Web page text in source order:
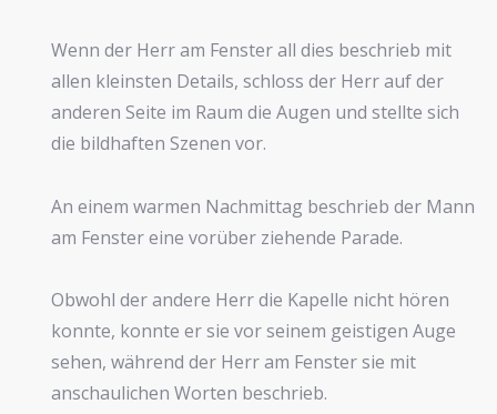
Wenn der Herr am Fenster all dies beschrieb mit
allen kleinsten Details, schloss der Herr auf der
anderen Seite im Raum die Augen und stellte sich
die bildhaften Szenen vor.
An einem warmen Nachmittag beschrieb der Mann
am Fenster eine vorüber ziehende Parade.
Obwohl der andere Herr die Kapelle nicht hören
konnte, konnte er sie vor seinem geistigen Auge
sehen, während der Herr am Fenster sie mit
anschaulichen Worten beschrieb.